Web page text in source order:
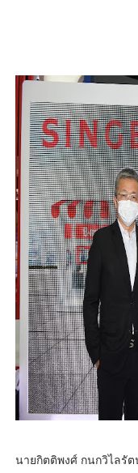
นายกิตติพงศ์ กนกวิไลรั